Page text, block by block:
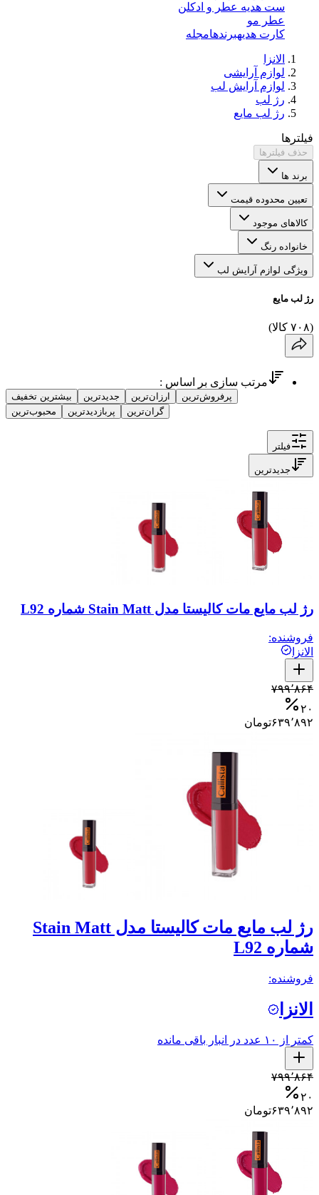
ست هدیه عطر و ادکلن
عطر مو
کارت هدیهبرندهامجله
الانزا
لوازم آرایشی
لوازم آرایش لب
رژ لب
رژ لب مایع
فیلترها
حذف فیلترها
برند ها
تعیین محدوده قیمت
کالاهای موجود
خانواده رنگ
ویژگی لوازم آرایش لب
رژ لب مایع
(۷۰۸ کالا)
مرتب سازی بر اساس :
بیشترین تخفیف جدیدترین ارزان‌ترین
پرفروش‌ترین
محبوب‌ترین
پربازدیدترین گران‌ترین
فیلتر
جدیدترین
رژ لب مایع مات کالیستا مدل Stain Matt شماره L92
فروشنده:
الانزا
۷۹۹٬۸۶۴
۲۰
۶۳۹٬۸۹۲تومان
رژ لب مایع مات کالیستا مدل Stain Matt
شماره L92
فروشنده:
الانزا
کمتر از ۱۰ عدد در انبار باقی مانده
۷۹۹٬۸۶۴
۲۰
۶۳۹٬۸۹۲تومان